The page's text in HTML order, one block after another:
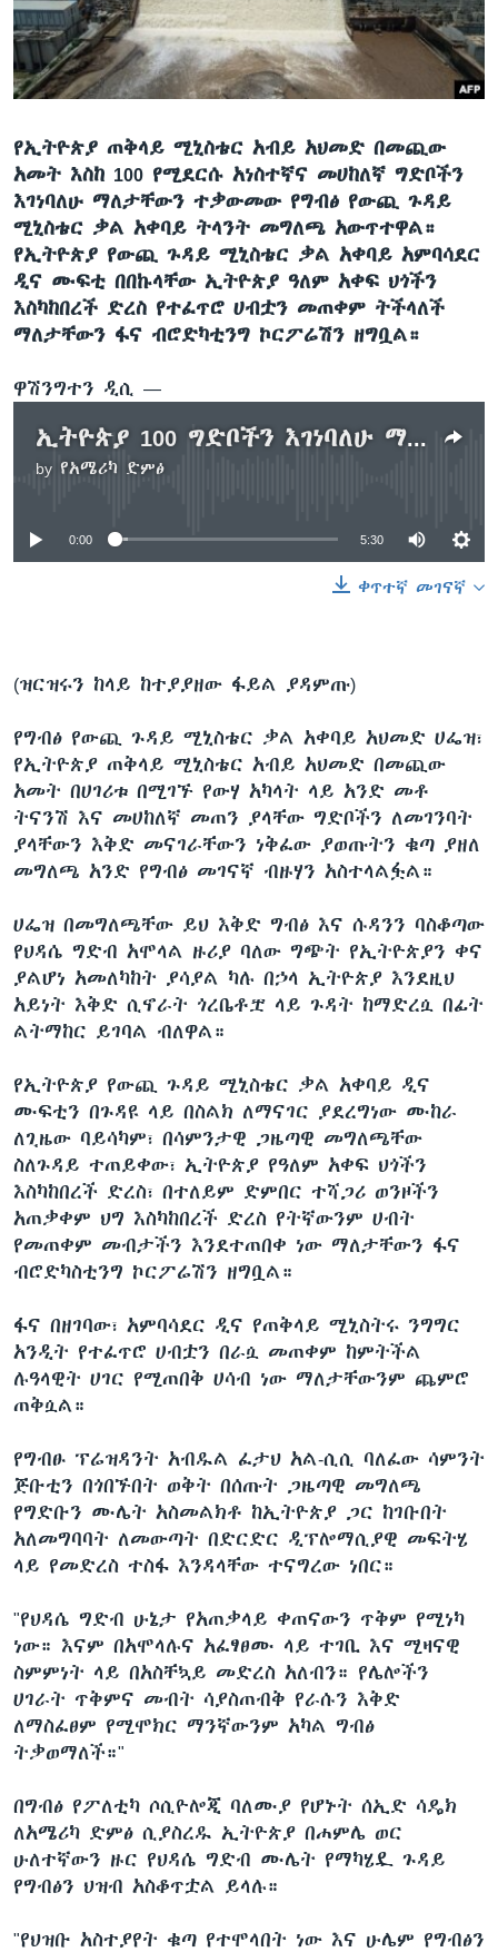
ቋንቋዎች
የኢትዮጵያ ጠቅላይ ሚኒስቴር አብይ አህመድ በመጪው
አመት እስከ 100 የሚደርሱ አነስተኛና መሀከለኛ ግድቦችን
እገነባለሁ ማለታቸውን ተቃውመው የግብፅ የውጪ ጉዳይ
ሚኒስቴር ቃል አቀባይ ትላንት መግለጫ አውጥተዋል።
የኢትዮጵያ የውጪ ጉዳይ ሚኒስቴር ቃል አቀባይ አምባሳደር
ዲና ሙፍቲ በበኩላቸው ኢትዮጵያ ዓለም አቀፍ ህጎችን
እስካከበረች ድረስ የተፈጥሮ ሀብቷን መጠቀም ትችላለች
ማለታቸውን ፋና ብሮድካቲንግ ኮርፖሬሽን ዘግቧል።
ዋሽንግተን ዲሲ —
ኢትዮጵያ 100 ግድቦችን እገነባለሁ ማለቷ ግብፅን አስቆጥቷል
by የአሜሪካ ድምፅ
No media source currently available
0:00 5:30
ቀጥተኛ መገናኛ
(ዝርዝሩን ከላይ ከተያያዘው ፋይል ያዳምጡ)
የግብፅ የውጪ ጉዳይ ሚኒስቴር ቃል አቀባይ አህመድ ሀፌዝ፣
የኢትዮጵያ ጠቅላይ ሚኒስቴር አብይ አህመድ በመጪው
አመት በሀገሪቱ በሚገኙ የውሃ አካላት ላይ አንድ መቶ
ትናንሽ እና መሀከለኛ መጠን ያላቸው ግድቦችን ለመገንባት
ያላቸውን እቅድ መናገራቸውን ነቅፈው ያወጡትን ቁጣ ያዘለ
መግለጫ አንድ የግብፅ መገናኛ ብዙሃን አስተላልፏል።
ሀፌዝ በመግለጫቸው ይህ እቅድ ግብፅ እና ሱዳንን ባስቆጣው
የህዳሴ ግድብ አሞላል ዙሪያ ባለው ግጭት የኢትዮጵያን ቀና
ያልሆነ አመለካከት ያሳያል ካሉ በኃላ ኢትዮጵያ እንደዚህ
አይነት እቅድ ሲኖራት ጎረቤቶቿ ላይ ጉዳት ከማድረሷ በፊት
ልትማከር ይገባል ብለዋል።
የኢትዮጵያ የውጪ ጉዳይ ሚኒስቴር ቃል አቀባይ ዲና
ሙፍቲን በጉዳዩ ላይ በስልክ ለማናገር ያደረግነው ሙከራ
ለጊዜው ባይሳካም፣ በሳምንታዊ ጋዜጣዊ መግለጫቸው
ስለጉዳይ ተጠይቀው፣ ኢትዮጵያ የዓለም አቀፍ ህጎችን
እስካከበረች ድረስ፣ በተለይም ድምበር ተሻጋሪ ወንዞችን
አጠቃቀም ህግ እስካከበረች ድረስ የትኛውንም ሀብት
የመጠቀም መብታችን እንደተጠበቀ ነው ማለታቸውን ፋና
ብሮድካስቲንግ ኮርፖሬሽን ዘግቧል።
ፋና በዘገባው፣ አምባሳደር ዲና የጠቅላይ ሚኒስትሩ ንግግር
አንዲት የተፈጥሮ ሀብቷን በራሷ መጠቀም ከምትችል
ሉዓላዊት ሀገር የሚጠበቅ ሀሳብ ነው ማለታቸውንም ጨምሮ
ጠቅሷል።
የግብፁ ፕሬዝዳንት አብዱል ፈታህ አል-ሲሲ ባለፈው ሳምንት
ጅቡቲን በጎበኙበት ወቅት በሰጡት ጋዜጣዊ መግለጫ
የግድቡን ሙሌት አስመልክቶ ከኢትዮጵያ ጋር ከገቡበት
አለመግባባት ለመውጣት በድርድር ዲፕሎማሲያዊ መፍትሄ
ላይ የመድረስ ተስፋ እንዳላቸው ተናግረው ነበር።
"የህዳሴ ግድብ ሁኔታ የአጠቃላይ ቀጠናውን ጥቅም የሚነካ
ነው። እናም በአሞላሉና አፈፃፀሙ ላይ ተገቢ እና ሚዛናዊ
ስምምነት ላይ በአስቸኳይ መድረስ አለብን። የሌሎችን
ሀገራት ጥቅምና መብት ሳያስጠብቅ የራሱን እቅድ
ለማስፈፀም የሚሞክር ማንኛውንም አካል ግብፅ
ትቃወማለች።"
በግብፅ የፖለቲካ ሶሲዮሎጂ ባለሙያ የሆኑት ሰኢድ ሳዴክ
ለአሜሪካ ድምፅ ሲያስረዱ ኢትዮጵያ በሐምሌ ወር
ሁለተኛውን ዙር የህዳሴ ግድብ ሙሌት የማካሄዷ ጉዳይ
የግብፅን ህዝብ አስቆጥቷል ይላሉ።
"የህዝቡ አስተያየት ቁጣ የተሞላበት ነው እና ሁሌም የግብፅን